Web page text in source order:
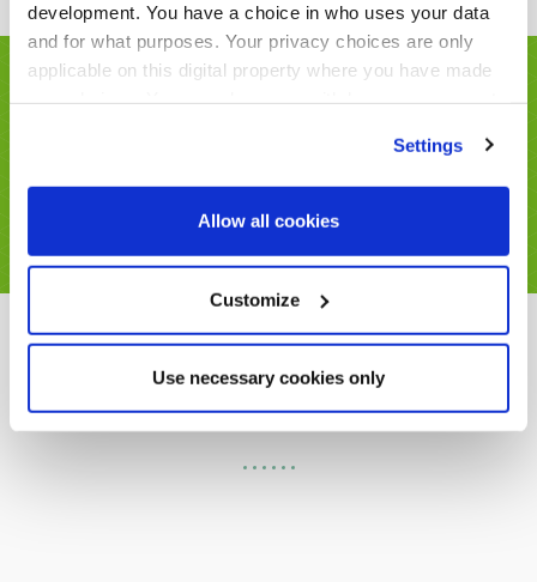
development. You have a choice in who uses your data
and for what purposes. Your privacy choices are only
applicable on this digital property where you have made
Find out more about how your personal data is processed
We use cookies across this website for a number of
reasons, such as keeping the site reliable and secure;
correctly. We also use cookies for cross-site statistics,
marketing and analysis. You can change these at any
Settings
Allow all cookies
Customize
Use necessary cookies only
무제한 네트워킹, 라이브 스트리밍 콘텐츠, 참석자와
의 연결이 가능한 버추얼 네트워킹 경험 기회
아시아 최대 인프라 커뮤니티를 만
나보기